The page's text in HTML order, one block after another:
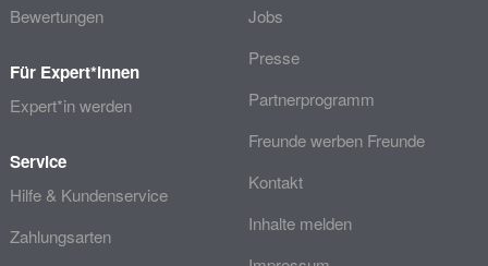
Bewertungen
Für Expert*innen
Expert*in werden
Service
Hilfe & Kundenservice
Zahlungsarten
Jobs
Presse
Partnerprogramm
Freunde werben Freunde
Kontakt
Inhalte melden